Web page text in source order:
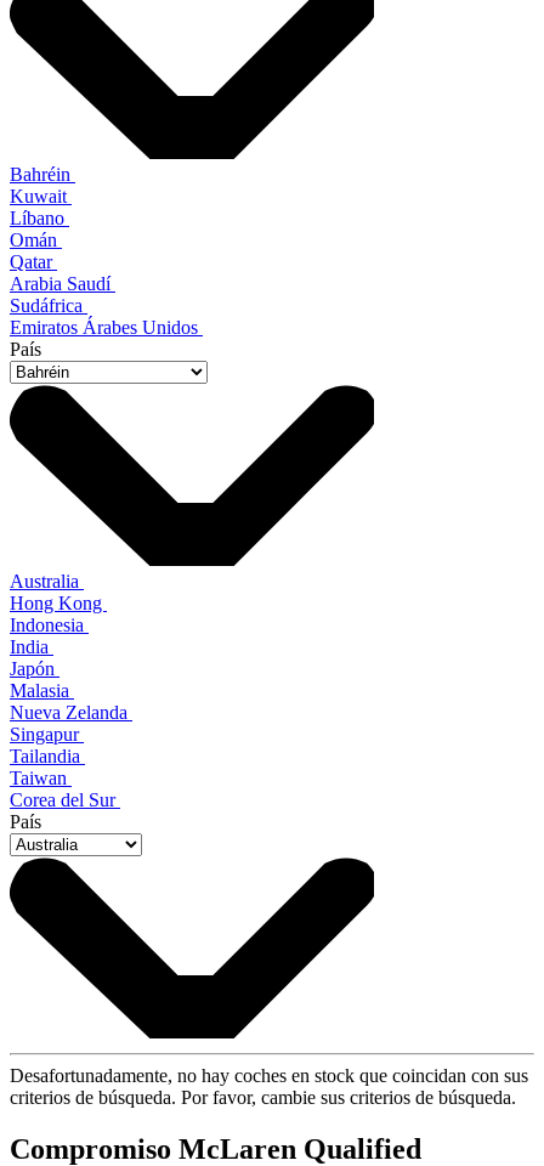
Bahréin
Kuwait
Líbano
Omán
Qatar
Arabia Saudí
Sudáfrica
Emiratos Árabes Unidos
País
Australia
Hong Kong
Indonesia
India
Japón
Malasia
Nueva Zelanda
Singapur
Tailandia
Taiwan
Corea del Sur
País
Desafortunadamente, no hay coches en stock que coincidan con sus
criterios de búsqueda. Por favor, cambie sus criterios de búsqueda.
Compromiso McLaren Qualified